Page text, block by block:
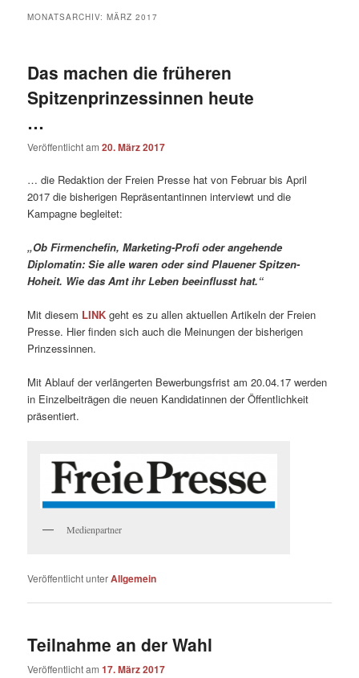
MONATSARCHIV:MÄRZ 2017
Das machen die früheren
Spitzenprinzessinnen heute
…
Veröffentlicht am20. März 2017
… die Redaktion der Freien Presse hat von Februar bis April
2017 die bisherigen Repräsentantinnen interviewt und die
Kampagne begleitet:
„Ob Firmenchefin, Marketing-Profi oder angehende
Diplomatin: Sie alle waren oder sind Plauener Spitzen-
Hoheit. Wie das Amt ihr Leben beeinflusst hat.“
Mit diesem LINK geht es zu allen aktuellen Artikeln der Freien
Presse. Hier finden sich auch die Meinungen der bisherigen
Prinzessinnen.
Mit Ablauf der verlängerten Bewerbungsfrist am 20.04.17 werden
in Einzelbeiträgen die neuen Kandidatinnen der Öffentlichkeit
präsentiert.
Medienpartner
Veröffentlicht unterAllgemein
Teilnahme an der Wahl
Veröffentlicht am17. März 2017